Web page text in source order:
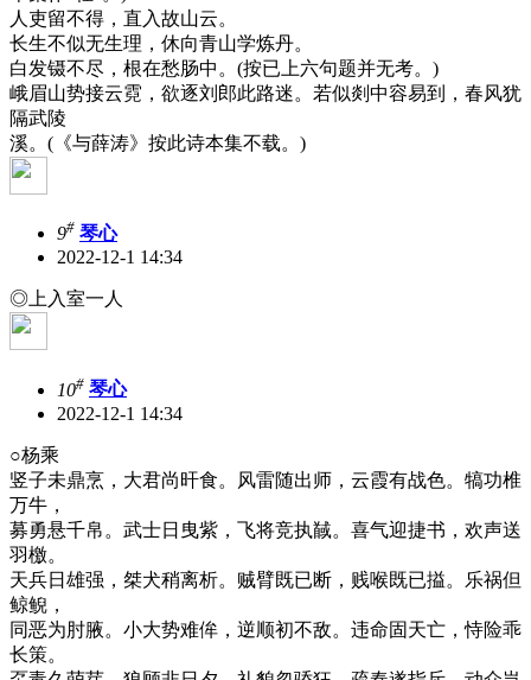
人吏留不得，直入故山云。
长生不似无生理，休向青山学炼丹。
白发镊不尽，根在愁肠中。(按已上六句题并无考。)
峨眉山势接云霓，欲逐刘郎此路迷。若似剡中容易到，春风犹
隔武陵
溪。(《与薛涛》按此诗本集不载。)
9# 琴心
2022-12-1 14:34
◎上入室一人
10# 琴心
2022-12-1 14:34
○杨乘
竖子未鼎烹，大君尚旰食。风雷随出师，云霞有战色。犒功椎
万牛，
募勇悬千帛。武士日曳紫，飞将竞执馘。喜气迎捷书，欢声送
羽檄。
天兵日雄强，桀犬稍离析。贼臂既已断，贱喉既已搤。乐祸但
鲸鲵，
同恶为肘腋。小大势难侔，逆顺初不敌。违命固天亡，恃险乖
长策。